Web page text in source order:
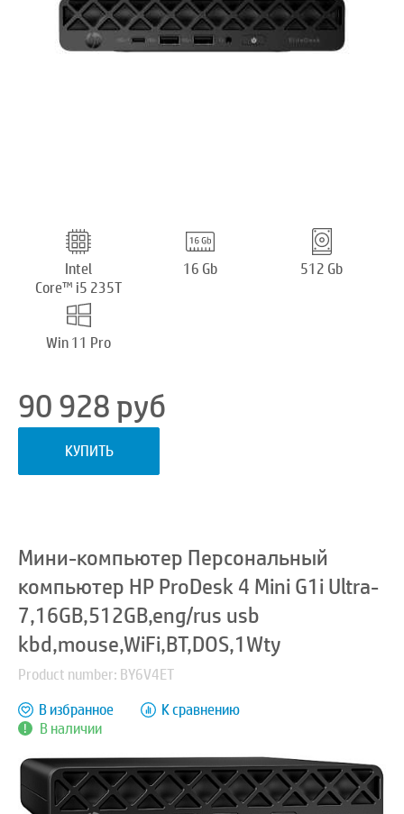
Intel
Core™ i5 235T
16 Gb 512 Gb
Win 11 Pro
90 928руб
КУПИТЬ
Мини-компьютер Персональный
компьютер HP ProDesk 4 Mini G1i Ultra-
7,16GB,512GB,eng/rus usb
kbd,mouse,WiFi,BT,DOS,1Wty
Product number: BY6V4ET
В наличии
В избранное К сравнению